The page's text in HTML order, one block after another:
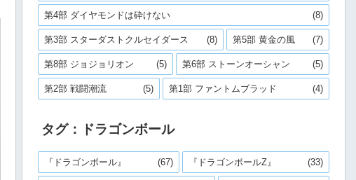
第4部 ダイヤモンドは砕けない (8)
第3部 スターダストクルセイダース (8) 第5部 黄金の風 (7)
第8部 ジョジョリオン (5) 第6部 ストーンオーシャン (5)
第2部 戦闘潮流 (5) 第1部 ファントムブラッド (4)
タグ：ドラゴンボール
『ドラゴンボール』 (67) 『ドラゴンボールZ』 (33)